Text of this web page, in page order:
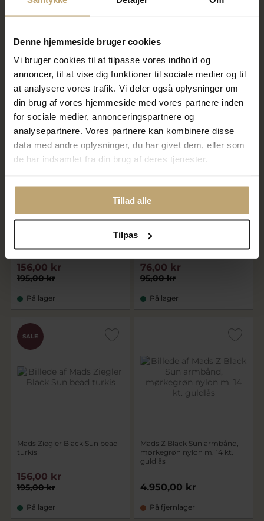
Denne hjemmeside bruger cookies
Vi bruger cookies til at tilpasse vores indhold og
annoncer, til at vise dig funktioner til sociale medier og til
at analysere vores trafik. Vi deler også oplysninger om
din brug af vores hjemmeside med vores partnere inden
for sociale medier, annonceringspartnere og
analysepartnere. Vores partnere kan kombinere disse
data med andre oplysninger, du har givet dem, eller som
de har indsamlet fra din brug af deres tjenester.
Tillad alle
Tilpas
Mads Ziegler Black Sun bead
395,00 kr
316,00 kr
På lager
Mads Ziegler Black Sun bead
395,00 kr
316,00 kr
På lager
SALE
hvid månesten
195,00 kr
156,00 kr
På lager
SALE
grøn agat
95,00 kr
76,00 kr
På lager
SALE
Mads Ziegler Black Sun bead
turkis
195,00 kr
156,00 kr
På lager
Mads Z Black Sun armbånd,
mørkegrøn nylon m. 14 kt.
guldlås
4.950,00 kr
På fjernlager